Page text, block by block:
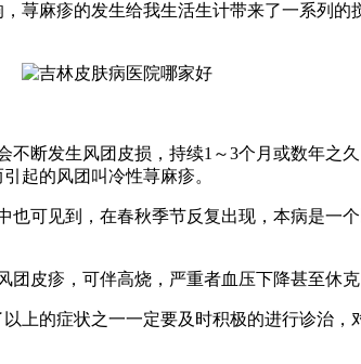
荨麻疹的发生给我生活生计带来了一系列
断发生风团皮损，持续1～3个月或数年之
起的风团叫冷性荨麻疹。
可见到，在春秋季节反复出现，本病是一
皮疹，可伴高烧，严重者血压下降甚至休
上的症状之一一定要及时积极的进行诊治，